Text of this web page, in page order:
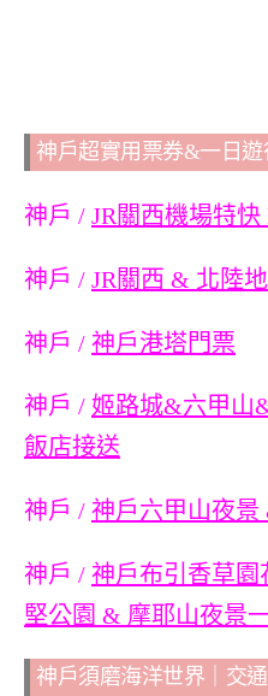
神戶超實用票券&一日遊
神戶 / JR關西機場特
神戶 / JR關西 & 北陸
神戶 / 神戶港塔門票
神戶 / 姬路城&六甲山
飯店接送
神戶 / 神戶六甲山夜
神戶 / 神戶布引香草園
堅公園 & 摩耶山夜景
神戶須磨海洋世界｜交